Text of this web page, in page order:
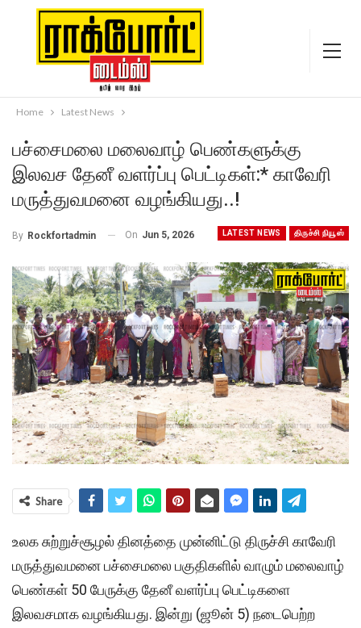
Home Latest News
பச்சைமலை மலைவாழ் பெண்களுக்கு
இலவச தேனீ வளர்ப்பு பெட்டிகள்:* காவேரி
மருத்துவமனை வழங்கியது..!
LATEST NEWS திருச்சி நியூஸ்
By Rockfortadmin On Jun 5, 2026
Share
உலக சுற்றுச்சூழல் தினத்தை முன்னிட்டு திருச்சி காவேரி
மருத்துவமனை பச்சைமலை பகுதிகளில் வாழும் மலைவாழ்
பெண்கள் 50 பேருக்கு தேனீ வளர்ப்பு பெட்டிகளை
இலவசமாக வழங்கியது. இன்று (ஜூன் 5) நடைபெற்ற